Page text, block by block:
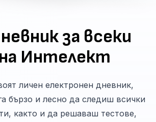
за всеки
Интелект
личен електронен дневник,
бързо и лесно да следиш всички
както и да решаваш тестове,